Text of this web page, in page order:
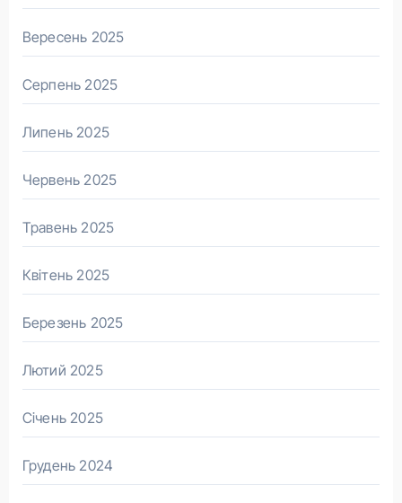
Вересень 2025
Серпень 2025
Липень 2025
Червень 2025
Травень 2025
Квітень 2025
Березень 2025
Лютий 2025
Січень 2025
Грудень 2024